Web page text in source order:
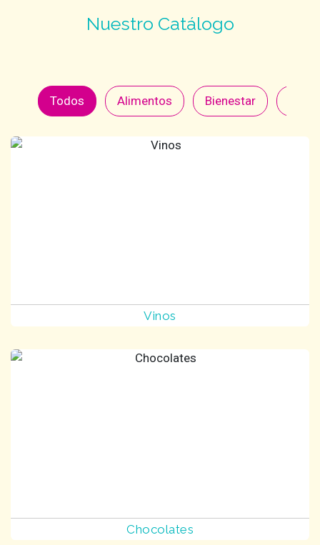
Nuestro Catálogo
Todos Alimentos Bienestar
Vinos
Chocolates